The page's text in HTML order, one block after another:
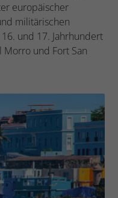
europäischer
militärischen
und 17. Jahrhundert
und Fort San